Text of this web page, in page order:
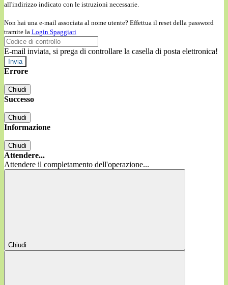
all'indirizzo indicato con le istruzioni necessarie.
Non hai una e-mail associata al nome utente? Effettua il reset della password
tramite la Login Spaggiari
E-mail inviata, si prega di controllare la casella di posta elettronica!
Errore
Chiudi
Successo
Chiudi
Informazione
Chiudi
Attendere...
Attendere il completamento dell'operazione...
Chiudi